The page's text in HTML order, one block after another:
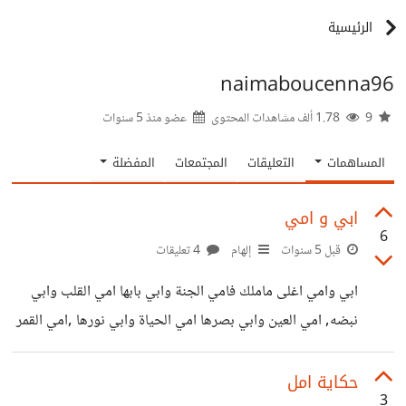
الرئيسية
naimaboucenna96
عضو منذ5 سنوات
المساهمات التعليقات المجتمعات المفضلة
6
ابي و امي
قبل 5 سنوات إلهام
ابي وامي اغلى ماملك فامي الجنة وابي بابها امي القلب وابي
نبضه, امي العين وابي بصرها امي الحياة وابي نورها ,امي القمر
وابي ضوئه امي زهرة وابي غصنها , امي وابي تكامل ليس مثله
تكامل في الوجود فهما اغلى مالدي اذا سألوني عن السعادة
حكاية امل